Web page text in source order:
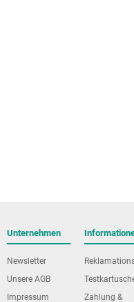
Unternehmen
Newsletter
Unsere AGB
Impressum
Zahlung &